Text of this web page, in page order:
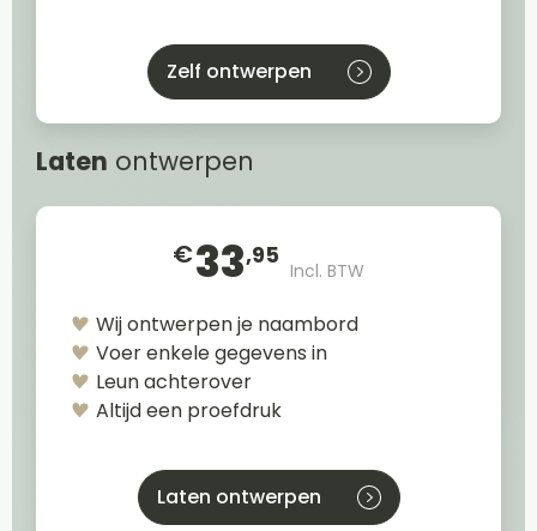
Zelf ontwerpen
Laten ontwerpen
€33,95
Incl. BTW
Wij ontwerpen je naambord
Voer enkele gegevens in
Leun achterover
Altijd een proefdruk
Laten ontwerpen